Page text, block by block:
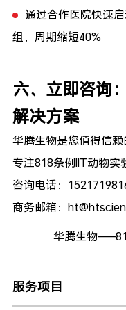
通过合作医院快速
组，周期缩短40%
六、立即咨询
解决方案
华腾生物是您值得信赖
专注818条例IIT动物实
咨询电话：
商务邮箱：
华腾生物
服务项目